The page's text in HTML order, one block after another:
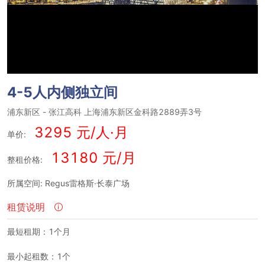
4-5人内侧独立间
浦东新区 - 张江高科上海浦东新区金科路2889弄3号
单价: 3295 元/人·月
整租价格: 13180 元/月
所属空间: Regus雷格斯·长泰广场
租赁说明
最短租期：1个月
最小起租数：1个